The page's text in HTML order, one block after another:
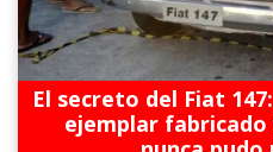
El secreto del Fiat
ejemplar